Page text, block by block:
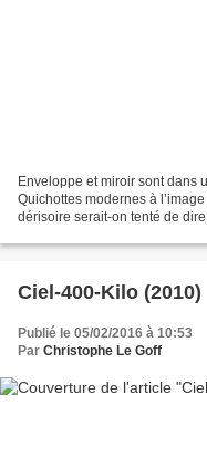
Enveloppe et miroir sont dans
Quichottes modernes à
dérisoire serait-on tenté de
Ciel-400-Kilo (2010)
Publié le 05/02/2016 à 10:53
Par Christophe Le Goff